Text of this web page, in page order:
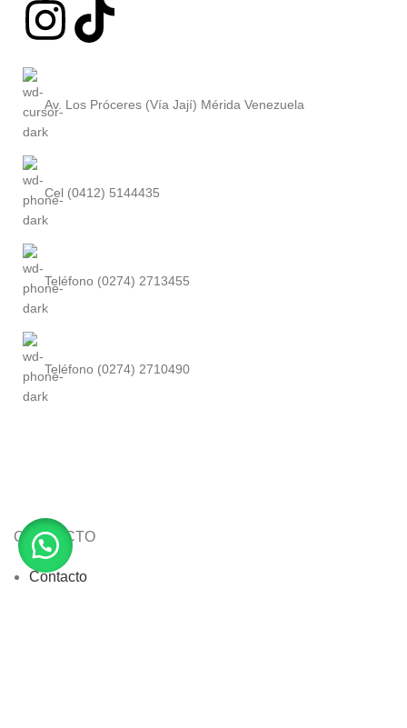
Av. Los Próceres (Vía Jají) Mérida Venezuela
Cel (0412) 5144435
Teléfono (0274) 2713455
Teléfono (0274) 2710490
CONTACTO
Contacto